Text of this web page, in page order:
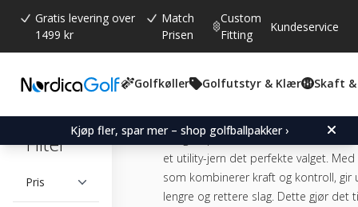
Gratis levering over
1499 kr
Match
Prisen
Custom
Fitting
Kundeservice
Golfkøller Golfutstyr & Klær Skaft &
Kjøp fler, spar mer – shop golfballpakker ›
Filter
Pris
UTILITY IRONS
For golfspillere som ser etter en
et utility-jern det perfekte valget.
som kombinerer kraft og kontroll, gir
lengre og rettere slag. Dette gjør det